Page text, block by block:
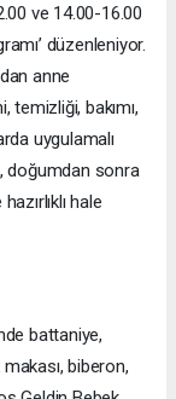
ve 14.00-16.00
düzenleniyor.
anne
temizliği, bakımı,
uygulamalı
doğumdan sonra
hale
battaniye,
biberon,